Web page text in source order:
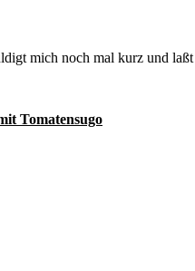
mich noch mal kurz und
Tomatensugo